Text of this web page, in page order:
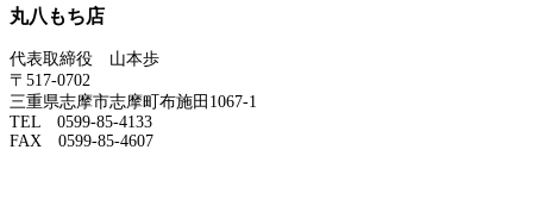
丸八もち店
代表取締役 山本歩
〒517-0702
三重県志摩市志摩町布施田1067-1
TEL 0599-85-4133
FAX 0599-85-4607